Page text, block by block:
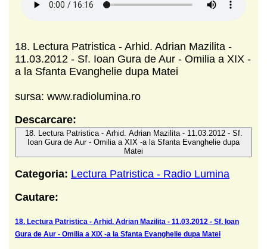
18. Lectura Patristica - Arhid. Adrian Mazilita -
11.03.2012 - Sf. Ioan Gura de Aur - Omilia a XIX -
a la Sfanta Evanghelie dupa Matei
sursa: www.radiolumina.ro
Descarcare:
18. Lectura Patristica - Arhid. Adrian Mazilita - 11.03.2012 - Sf.
Ioan Gura de Aur - Omilia a XIX -a la Sfanta Evanghelie dupa
Matei
Categoria: Lectura Patristica - Radio Lumina
Cautare:
18. Lectura Patristica - Arhid. Adrian Mazilita - 11.03.2012 - Sf. Ioan
Gura de Aur - Omilia a XIX -a la Sfanta Evanghelie dupa Matei